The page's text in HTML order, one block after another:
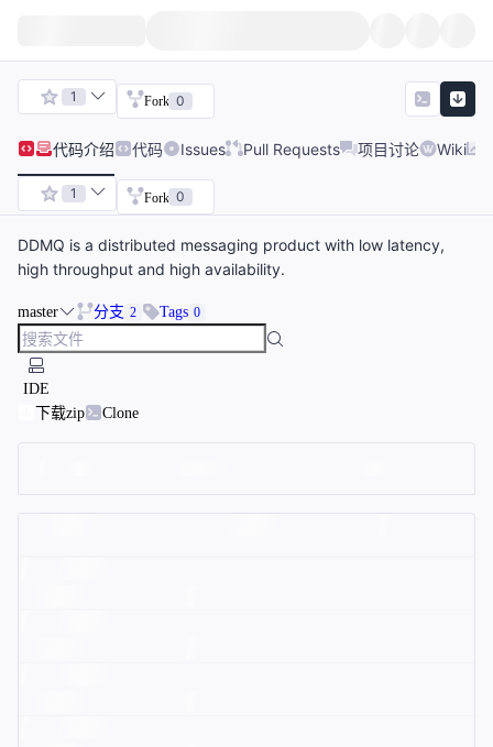
1 Fork 0
代码介绍 代码 Issues Pull Requests 项目讨论 Wiki
1 Fork 0
DDMQ is a distributed messaging product with low latency,
high throughput and high availability.
master 分支 2 Tags 0
IDE
下载zip
Clone